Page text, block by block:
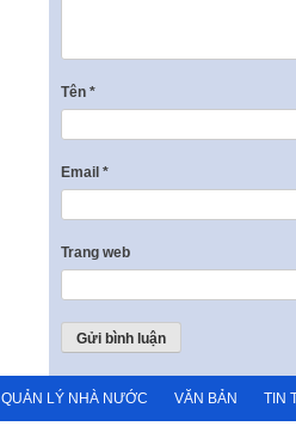
Tên *
Email *
Trang web
QUẢN LÝ NHÀ NƯỚC VĂN BẢN TIN